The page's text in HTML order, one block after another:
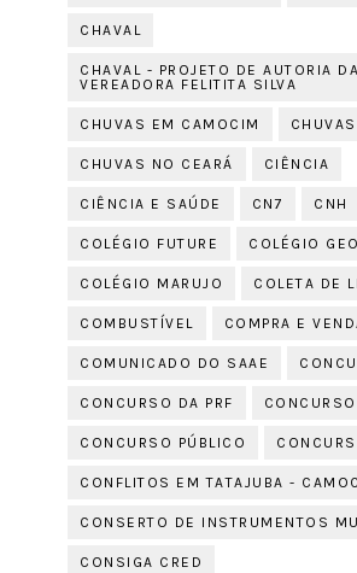
CHAVAL
CHAVAL - PROJETO DE AUTORIA DA
VEREADORA FELITITA SILVA
CHUVAS EM CAMOCIM
CHUVAS NO CEARÁ CIÊNCIA
CIÊNCIA E SAÚDE CN7 CNH
COLÉGIO FUTURE COLÉGIO
COLÉGIO MARUJO COLETA DE
COMBUSTÍVEL COMPRA E
COMUNICADO DO SAAE
CONCURSO DA PRF
CONCURSO PÚBLICO
CONFLITOS EM TATAJUBA -
CONSERTO DE INSTRUMENTOS
CONSIGA CRED